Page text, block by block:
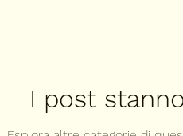
I post